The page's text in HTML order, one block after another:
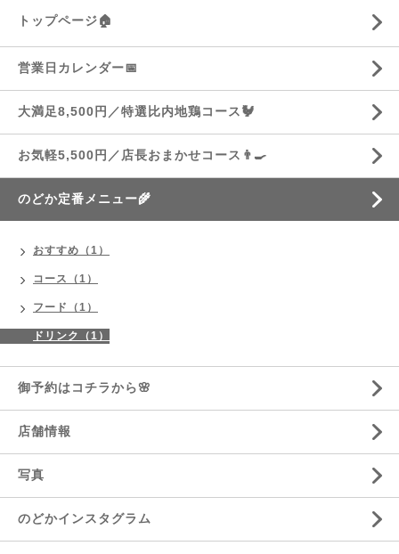
トップページ🏠
営業日カレンダー📅
大満足8,500円／特選比内地鶏コース🐓
お気軽5,500円／店長おまかせコース👨‍🍳
のどか定番メニュー🌾
おすすめ（1）
コース（1）
フード（1）
ドリンク（1）
御予約はコチラから🌸
店舗情報
写真
のどかインスタグラム